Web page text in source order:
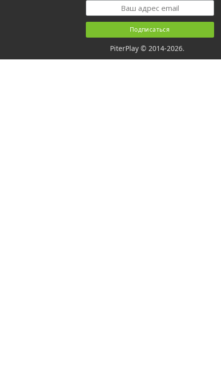
PiterPlay © 2014-2026.